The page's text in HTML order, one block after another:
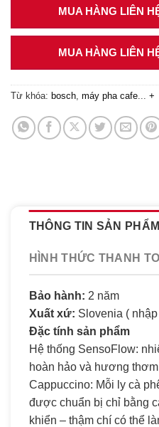
MUA HÀNG LIÊN
MUA HÀNG LIÊN
Từ khóa: bosch, máy pha cafe... +
THÔNG TIN SẢN PHẨM
HÌNH THỨC THANH
Bảo hành: 2 năm
Xuất xứ: Slovenia (
Đặc tính sản phẩm
Hệ thống SensoFlow:
hoàn hảo và hương
Cappuccino: Mỗi ly cà
được chuẩn bị chỉ bằng
khiển – thậm chí có thể